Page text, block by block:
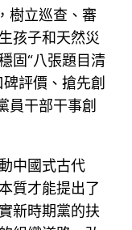
樹立巡查、審
孩子和天然災
固“八張題目清
評價、搶先創
員干部干事創
中國式古代
質才能提出了
新時期黨的扶